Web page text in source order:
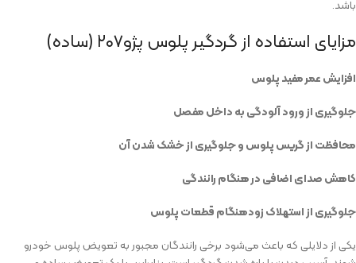
باشد.
مزایای استفاده از گردگیر پلوس پژو۲۰۷ (ساده)
افزایش عمر مفید پلوس
جلوگیری از ورود آلودگی به داخل مفصل
محافظت از گریس پلوس و جلوگیری از خشک شدن آن
کاهش صدای اضافی در هنگام رانندگی
جلوگیری از استهلاک زودهنگام قطعات پلوس
یکی از دلایلی که باعث می‌شود برخی رانندگان مجبور به تعویض پلوس خودرو